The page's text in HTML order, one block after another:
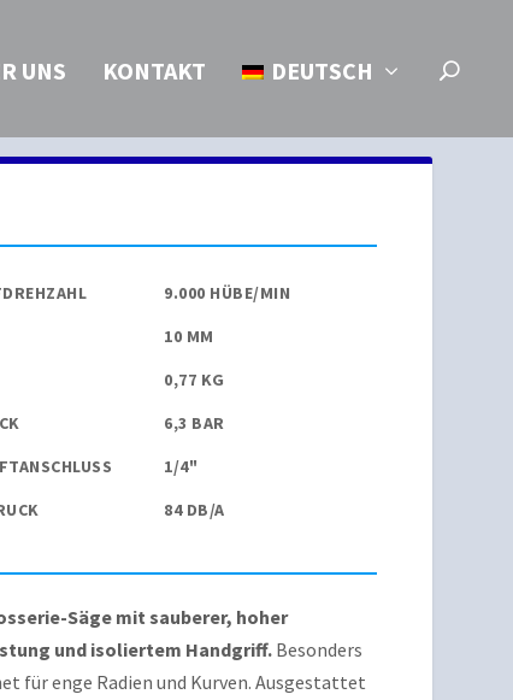
UNS KONTAKT DEUTSCH
9.000 HÜBE/MIN
10 MM
0,77 KG
6,3 BAR
1/4"
84 DB/A
Säge mit sauberer, hoher
und isoliertem Handgriff.Besonders
für enge Radien und Kurven. Ausgestattet